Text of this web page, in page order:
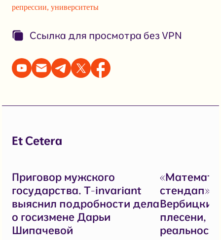
репрессии, университеты
Ссылка для просмотра без VPN
Et Cetera
Приговор мужского
государства. T-invariant
выяснил подробности дела
о госизмене Дарьи
Шипачевой
стендап».
плесени,